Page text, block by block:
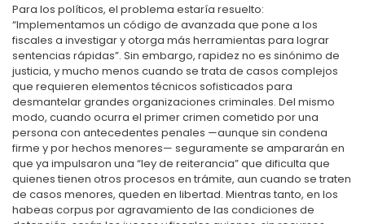
Para los políticos, el problema estaría resuelto:
“Implementamos un código de avanzada que pone a los
fiscales a investigar y otorga más herramientas para lograr
sentencias rápidas”. Sin embargo, rapidez no es sinónimo de
justicia, y mucho menos cuando se trata de casos complejos
que requieren elementos técnicos sofisticados para
desmantelar grandes organizaciones criminales. Del mismo
modo, cuando ocurra el primer crimen cometido por una
persona con antecedentes penales —aunque sin condena
firme y por hechos menores— seguramente se ampararán en
que ya impulsaron una “ley de reiterancia” que dificulta que
quienes tienen otros procesos en trámite, aun cuando se traten
de casos menores, queden en libertad. Mientras tanto, en los
habeas corpus por agravamiento de las condiciones de